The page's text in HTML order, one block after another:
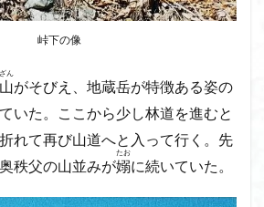
峠下の像
ん
がそびえ、地蔵岳が特徴ある姿の
いた。
ここから少し林道を進むと
れて再び山道へと入って行く。先
秩父の山並みが嫋
たお
に続いていた。
岳 南佐久
南会津
南アルプス
坊 天照皇大神宮
奥秩父
奥多摩 奥吉野
奥利根
奈良県 夫神岳
太郎坊山
天狗山
天然記念物
天栄村
大高取山